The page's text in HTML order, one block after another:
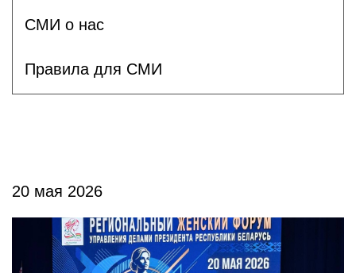
СМИ о нас
Правила для СМИ
20 мая 2026